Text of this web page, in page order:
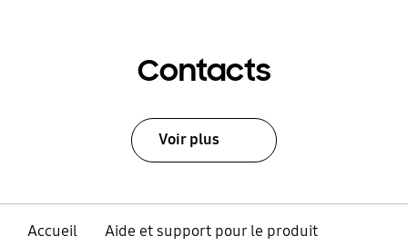
Contacts
Voir plus
Accueil
Aide et support pour le produit